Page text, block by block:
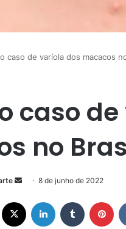
caso de varíola dos macacos
caso
no
Mande
e-
mail
8 de junho de 2022
Facebook Linkedin Tumblr